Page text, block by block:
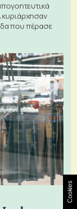
κυριάρχησαν
που πέρασε
Cookies